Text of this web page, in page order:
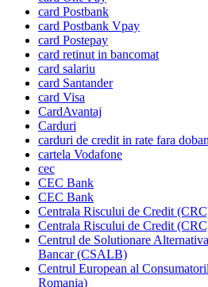
card Postbank
card Postbank Vpay
card Postepay
card retinut in bancomat
card salariu
card Santander
card Visa
CardAvantaj
Carduri
carduri de credit in rate fara
cartela Vodafone
cec
CEC Bank
CEC Bank
Centrala Riscului de Credit
Centrala Riscului de Credit
Centrul de Solutionare
Bancar (CSALB)
Centrul European al
Romania)